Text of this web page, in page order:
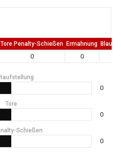
Tore Penalty-Schießen Ermahnung Blaue
0 0
0
Tore
0
Schießen
0